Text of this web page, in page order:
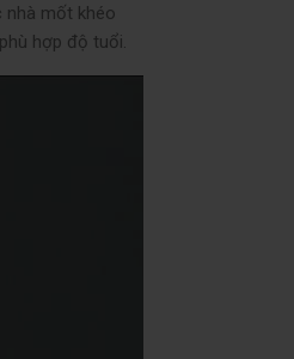
nhà mốt khéo
hợp độ tuổi.